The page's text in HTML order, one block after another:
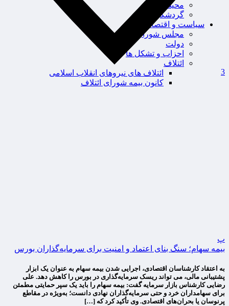
محیط زیست
گردشگری
سیاست و اقتصاد
مجلس شورای اسلامی
دولت
احزاب و تشکل ها
ائتلاف
ائتلاف های نیروهای انقلاب اسلامی
کانون بیمه شورای ائتلاف
3
پ
بیمه سهام؛ سنگ بنای اعتماد و امنیت برای سرمایه‌گذاران بورس
به اعتقاد کارشناسان اقتصادی، اجرایی شدن بیمه سهام به عنوان یک ابزار
پشتیبانی مالی، می تواند ریسک سرمایه‌گذاری در بورس را کاهش دهد. علی
رضایی کارشناس بازار سرمایه گفت: بیمه سهام را باید یک سپر حمایتی مطمئن
برای سهامداران خرد و حتی سرمایه‌گذاران نهادی دانست؛ به‌ویژه در مقاطع
پرنوسان یا بحران‌های اقتصادی. وی تأکید کرد که […]